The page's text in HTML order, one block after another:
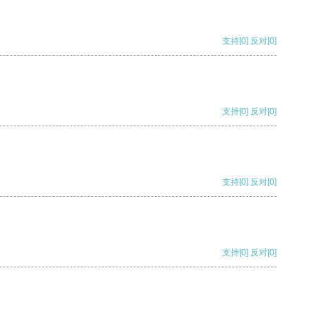
支持[0] 反对[0]
支持[0] 反对[0]
支持[0] 反对[0]
支持[0] 反对[0]